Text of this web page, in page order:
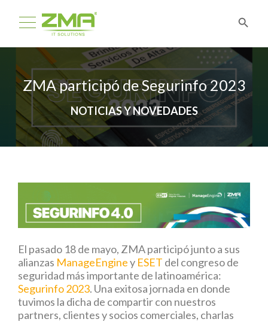
ZMA participó de Segurinfo 2023
NOTICIAS Y NOVEDADES
El pasado 18 de mayo, ZMA participó junto a sus
alianzas ManageEnginey ESET del congreso de
seguridad más importante de latinoamérica:
Segurinfo 2023. Una exitosa jornada en donde
tuvimos la dicha de compartir con nuestros
partners, clientes y socios comerciales, charlas